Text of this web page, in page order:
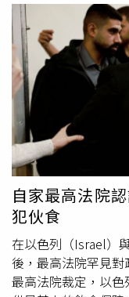
誤診，係因它實在
卵，引發的搔癢其實
因此擦再多濕疹藥膏
老人家免疫反應鈍化
提醒，診斷關鍵就
師稱這些為「好發
地方，才能找到真
開始沒想到這個診
「小小的點」，就是
自家最高法院
犯伙食
在以色列（Israel）
後，最高法院罕見
最高法院裁定，以